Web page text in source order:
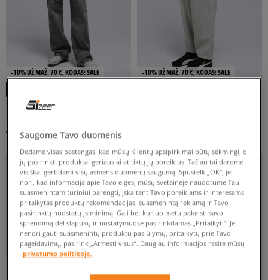
-10% UŽ MAŽ. 70 €, KODAS: SALE
PROSTO DŽINSINĖS KELNĖS BAGGY
TARMAC LIGHT GRAY
vyrams
70 €
49 €
-10% UŽ MAŽ. 70 €, KODAS: SALE
-25% 2 DŽEMPERIUI AR KELNĖMS
-10% UŽ MAŽ. 70 €, KODAS: SALE
-10% UŽ MAŽ. 70 €, KODAS: SALE
Saugome Tavo duomenis
Dedame visas pastangas, kad mūsų Klientų apsipirkimai būtų sėkmingi, o
jų pasirinkti produktai geriausiai atitiktų jų poreikius. Tačiau tai darome
visiškai gerbdami visų asmens duomenų saugumą. Spustelk „OK“, jei
nori, kad informaciją apie Tavo elgesį mūsų svetainėje naudotume Tau
suasmenintam turiniui parengti, įskaitant Tavo poreikiams ir interesams
pritaikytas produktų rekomendacijas, suasmenintą reklamą ir Tavo
pasirinktų nuostatų įsiminimą. Gali bet kuriuo metu pakeisti savo
sprendimą dėl slapukų ir nustatymuose pasirinkdamas „Pritaikyti“. Jei
nenori gauti suasmenintų produktų pasiūlymų, pritaikytų prie Tavo
pageidavimų, pasirink „Atmesti visus”. Daugiau informacijos rasite mūsų
privatumo politikoje.